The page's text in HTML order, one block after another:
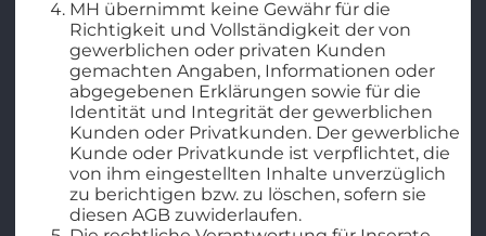
MH übernimmt keine Gewähr für die
Richtigkeit und Vollständigkeit der von
gewerblichen oder privaten Kunden
gemachten Angaben, Informationen oder
abgegebenen Erklärungen sowie für die
Identität und Integrität der gewerblichen
Kunden oder Privatkunden. Der gewerbliche
Kunde oder Privatkunde ist verpflichtet, die
von ihm eingestellten Inhalte unverzüglich
zu berichtigen bzw. zu löschen, sofern sie
diesen AGB zuwiderlaufen.